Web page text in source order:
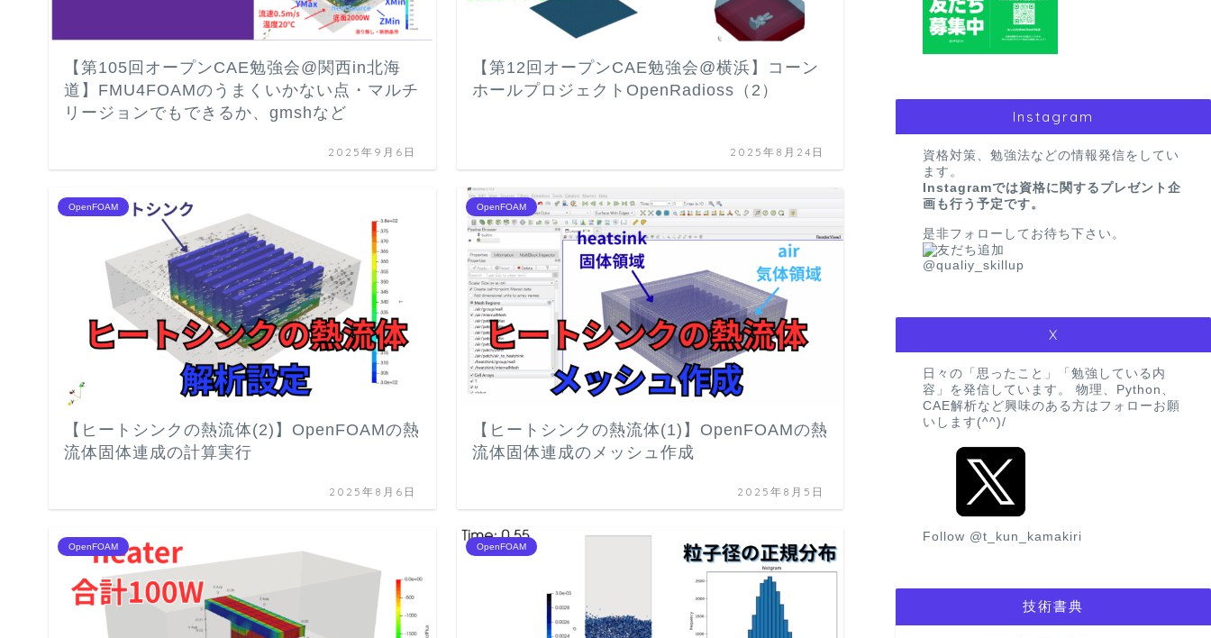
【第105回オープンCAE勉強会@関西in北海
道】FMU4FOAMのうまくいかない点・マルチ
リージョンでもできるか、gmshなど
2025年9月6日
【第12回オープンCAE勉強会@横浜】コーン
ホールプロジェクトOpenRadioss（2）
2025年8月24日
OpenFOAM
【ヒートシンクの熱流体(2)】OpenFOAMの熱
流体固体連成の計算実行
2025年8月6日
OpenFOAM
【ヒートシンクの熱流体(1)】OpenFOAMの熱
流体固体連成のメッシュ作成
2025年8月5日
OpenFOAM OpenFOAM
勉強会に参加するメリットと参加する
マインド
2024年
CAE
Instagram
資格対策、勉強法などの情報発信をしてい
ます。
Instagramでは資格に関するプレゼント企
画も行う予定です。
是非フォローしてお待ち下さい。
@qualiy_skillup
X
日々の「思ったこと」「勉強している内
容」を発信しています。 物理、Python、
CAE解析など興味のある方はフォローお願
いします(^^)/
Follow @t_kun_kamakiri
技術書典